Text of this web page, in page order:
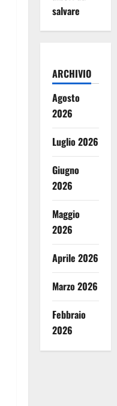
salvare
ARCHIVIO
Agosto
2026
Luglio 2026
Giugno
2026
Maggio
2026
Aprile 2026
Marzo 2026
Febbraio
2026